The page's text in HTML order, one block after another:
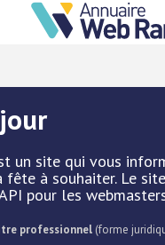
un site qui vous
fête à souhaiter. Le
pour les
professionnel (forme